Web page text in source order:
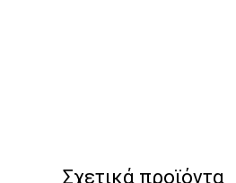
Σχετικά προϊόντα